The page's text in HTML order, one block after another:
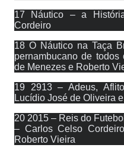
17 Náutico – a
Cordeiro
18 O Náutico na Taça
pernambucano de
de Menezes e Roberto
19 2913 – Adeus,
Lucídio José de Oliveira
20 2015 – Reis do
– Carlos Celso
Roberto Vieira